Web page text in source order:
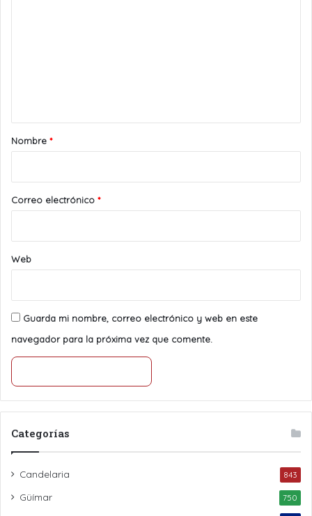
r
*
Nombre *
Correo electrónico *
Web
Guarda mi nombre, correo electrónico y web en este
navegador para la próxima vez que comente.
Categorías
Candelaria 843
Güímar 750